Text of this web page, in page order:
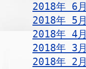
2018年 6月
2018年 5月
2018年 4月
2018年 3月
2018年 2月